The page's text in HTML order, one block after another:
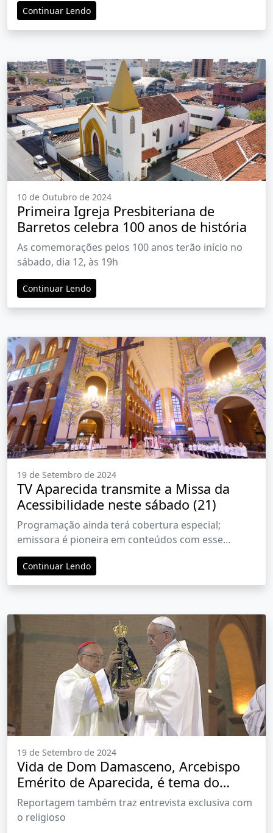
Continuar Lendo
10 de Outubro de 2024
Primeira Igreja Presbiteriana de
Barretos celebra 100 anos de história
As comemorações pelos 100 anos terão início no
sábado, dia 12, às 19h
Continuar Lendo
19 de Setembro de 2024
TV Aparecida transmite a Missa da
Acessibilidade neste sábado (21)
Programação ainda terá cobertura especial;
emissora é pioneira em conteúdos com esse
recurso
Continuar Lendo
19 de Setembro de 2024
Vida de Dom Damasceno, Arcebispo
Emérito de Aparecida, é tema do
"Arquivo A"
Reportagem também traz entrevista exclusiva com
o religioso